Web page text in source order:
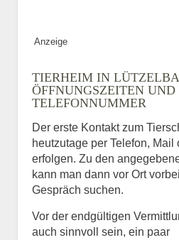
Anzeige
TIERHEIM IN
ÖFFNUNGSZEITEN UND
TELEFONNUMMER
Der erste Kontakt zum
heutzutage per Telefon,
erfolgen. Zu den
kann man dann vor Ort
Gespräch suchen.
Vor der endgültigen
auch sinnvoll sein, ein paar